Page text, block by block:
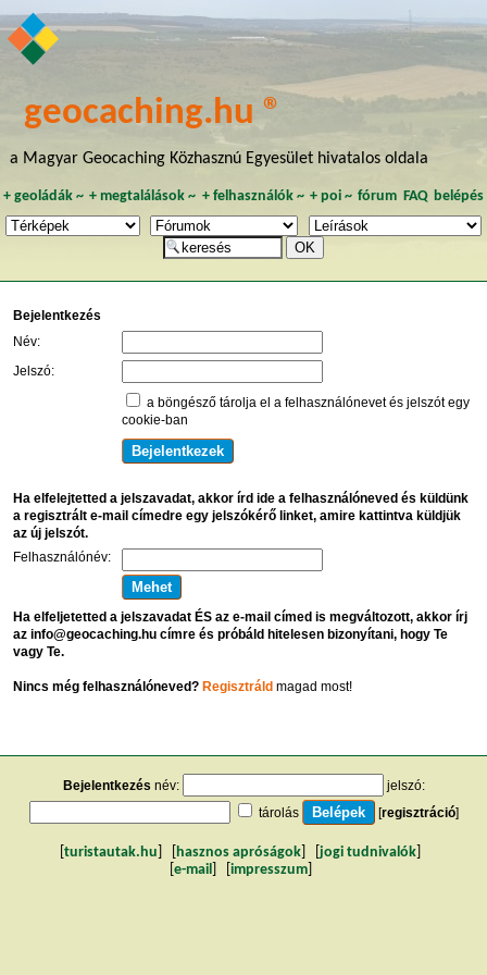
geocaching.hu ®
a Magyar Geocaching Közhasznú Egyesület hivatalos oldala
+ geoládák~ +megtalálások ~ + felhasználók~ + poi~ fórum FAQ belépés
Bejelentkezés
Név:
Jelszó:
a böngésző tárolja el a felhasználónevet és jelszót egy
cookie-ban
Ha elfelejtetted a jelszavadat, akkor írd ide a felhasználóneved és küldünk
a regisztrált e-mail címedre egy jelszókérő linket, amire kattintva küldjük
az új jelszót.
Felhasználónév:
Ha elfeljetetted a jelszavadat ÉS az e-mail címed is megváltozott, akkor írj
az info@geocaching.hu címre és próbáld hitelesen bizonyítani, hogy Te
vagy Te.
Nincs még felhasználóneved? Regisztráldmagad most!
Bejelentkezés név:
jelszó:
tárolás
[regisztráció]
turistautak.hu hasznos apróságok jogi tudnivalók
e-mail impresszum]